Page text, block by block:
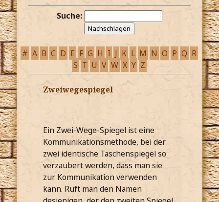
Suche:
# A B C D E F G H I J K L M N O P Q R
S T U V W X Y Z
Zweiwegespiegel
Ein Zwei-Wege-Spiegel ist eine
Kommunikationsmethode, bei der
zwei identische Taschenspiegel so
verzaubert werden, dass man sie
zur Kommunikation verwenden
kann. Ruft man den Namen